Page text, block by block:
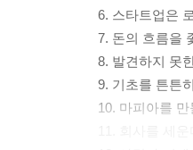
6. 스타트업은
7. 돈의 흐름을
8. 발견하지 못
9. 기초를 튼튼
10. 마피아를